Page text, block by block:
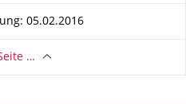
05.02.2016
…